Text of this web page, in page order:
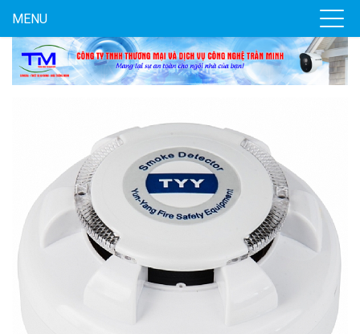
MENU
Đèn năng lượng mặt trời tích hợp camera quan sát Akiko
SSO100C
Liên hệ
MUA NGAY